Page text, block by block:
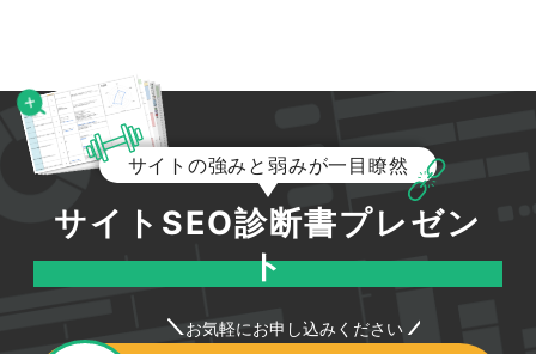
サイトの強みと弱みが一目瞭然
サイトSEO診断書プレゼン
ト
お気軽にお申し込みください